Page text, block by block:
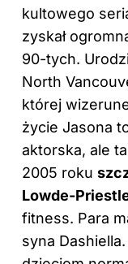
kultowego
zyskał
90-tych.
North
której
życie Jasona
aktorska, ale
2005 roku
Lowde-
fitness. Para
syna